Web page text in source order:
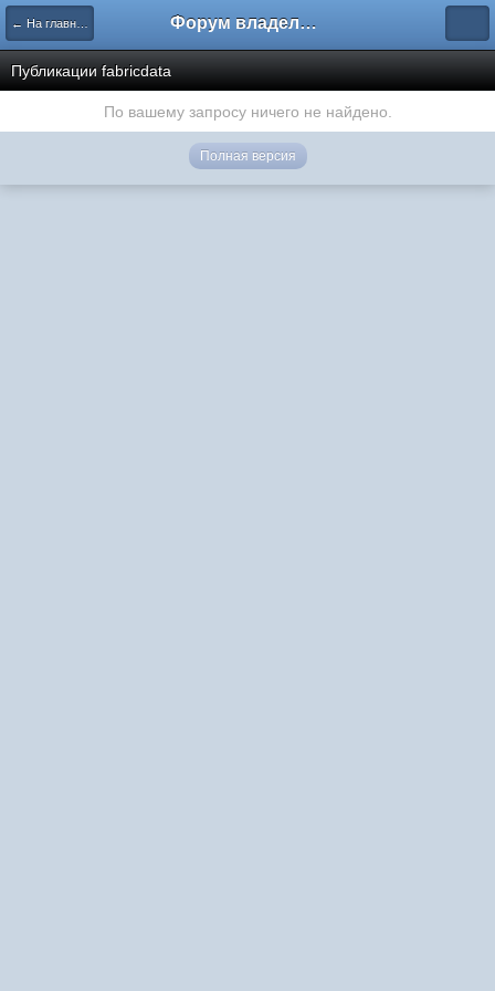
← На главную Форум владельцев интернет-магазинов
Публикации fabricdata
По вашему запросу ничего не найдено.
Полная версия